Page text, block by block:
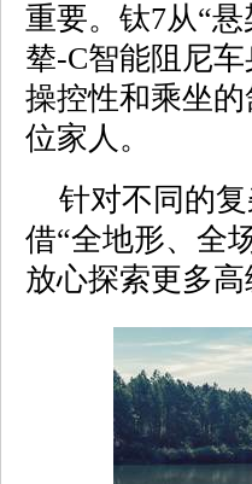
重要。钛7从“
辇-C智能阻尼
操控性和乘坐
位家人。
针对不同的复
借“全地形、全
放心探索更多高